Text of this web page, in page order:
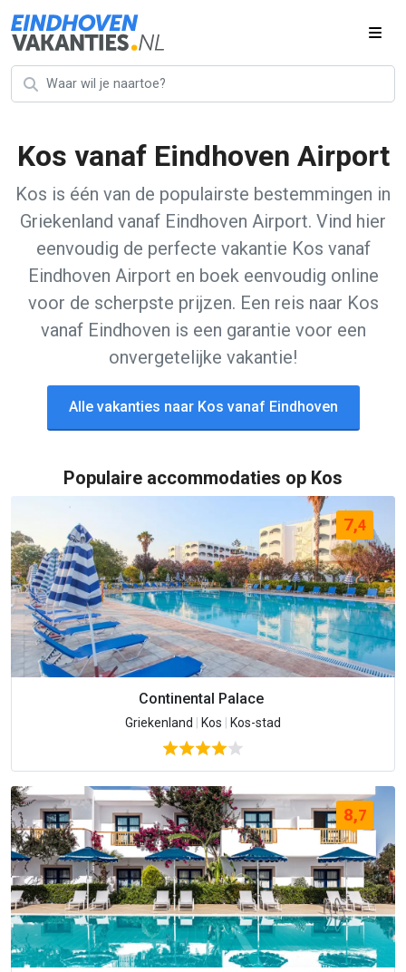
Kos vanaf Eindhoven Airport
Kos is één van de populairste bestemmingen in
Griekenland vanaf Eindhoven Airport. Vind hier
eenvoudig de perfecte vakantie Kos vanaf
Eindhoven Airport en boek eenvoudig online
voor de scherpste prijzen. Een reis naar Kos
vanaf Eindhoven is een garantie voor een
onvergetelijke vakantie!
Alle vakanties naar Kos vanaf Eindhoven
Populaire accommodaties op Kos
7,4
Continental Palace
Griekenland Kos Kos-stad
8,7